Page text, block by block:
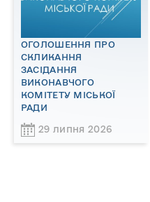
ОГОЛОШЕННЯ ПРО
СКЛИКАННЯ
ЗАСІДАННЯ
ВИКОНАВЧОГО
КОМІТЕТУ МІСЬКОЇ
РАДИ
29 липня 2026